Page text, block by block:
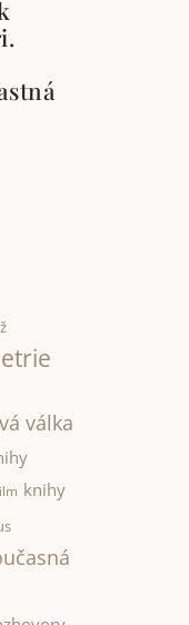
válka
knihy